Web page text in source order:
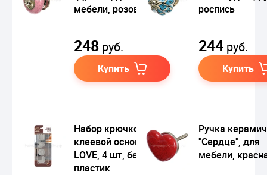
мебели, розовая
248 руб.
Купить
роспись
244 руб.
Купить
Набор крючков на
клеевой основе
LOVE, 4 шт, белый,
пластик
Ручка
"Сердце", для
мебели,